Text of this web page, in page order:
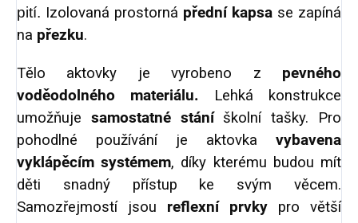
pití. Izolovaná prostorná přední kapsa se zapíná
na přezku.
Tělo aktovky je vyrobeno z pevného
voděodolného materiálu. Lehká konstrukce
umožňuje samostatné stáníškolní tašky. Pro
pohodlné používání je aktovka vybavena
vyklápěcím systémem, díky kterému budou mít
děti snadný přístup ke svým věcem.
Samozřejmostí jsou reflexní prvky pro větší